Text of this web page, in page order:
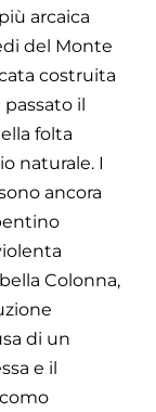
arcaica
del Monte
costruita
il
folta
naturale. I
ancora
Colonna,
di un
e il